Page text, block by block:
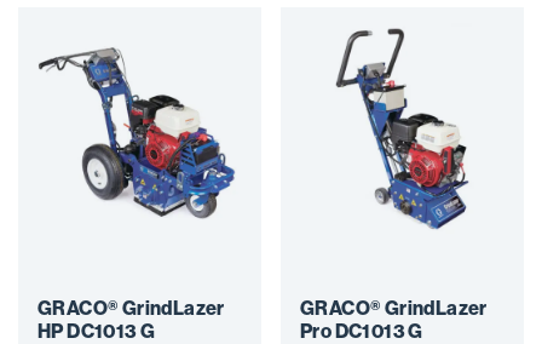
GRACO® GrindLazer
HP DC1013 G
GRACO® GrindLazer
Pro DC1013 G